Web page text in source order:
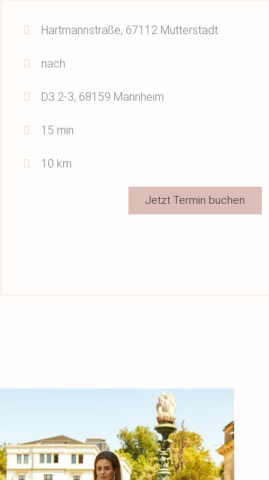
Hartmannstraße, 67112 Mutterstadt
nach
D3 2-3, 68159 Mannheim
15 min
10 km
Jetzt Termin buchen